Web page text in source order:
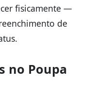
fisicamente —
de
no Poupa